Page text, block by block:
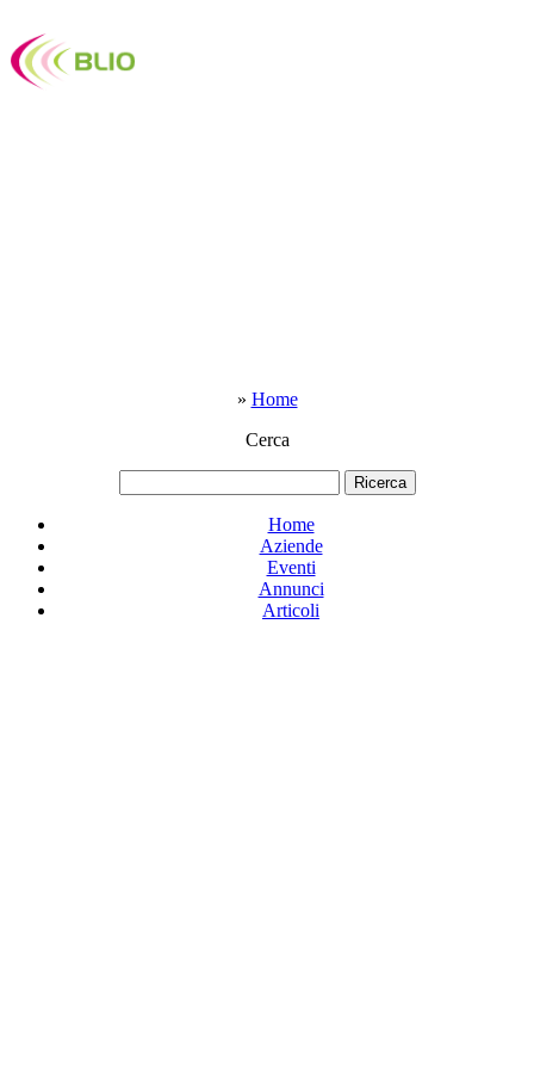
» Home
Cerca
Home
Aziende
Eventi
Annunci
Articoli